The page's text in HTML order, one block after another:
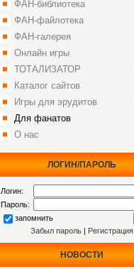
ФАН-библиотека
ФАН-файлотека
ФАН-галерея
Онлайн игры
ТОТАЛИЗАТОР
Каталог сайтов
Игры для эрудитов
Для фанатов
О нас
ЛОГИН/ПАРОЛЬ
Логин:
Пароль:
запомнить
Забыл пароль| Регистрация
НОВОСТИ